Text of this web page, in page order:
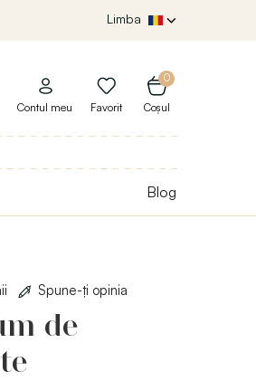
Limba
0
Coșul
Contul meu Favorit
Blog
Spune-ţi opinia
de